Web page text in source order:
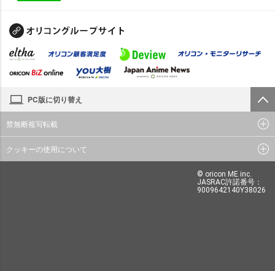
PC版に切り替え
禁無断複写転載
クッキーの使用について
© oricon ME inc.
JASRAC許諾番号：
9009642140Y38026